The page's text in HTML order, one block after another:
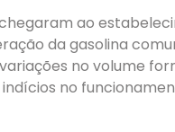
ao
da gasolina
no volume
no